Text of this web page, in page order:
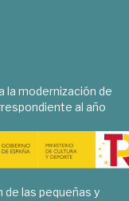
la modernización de
al año
de las pequeñas y